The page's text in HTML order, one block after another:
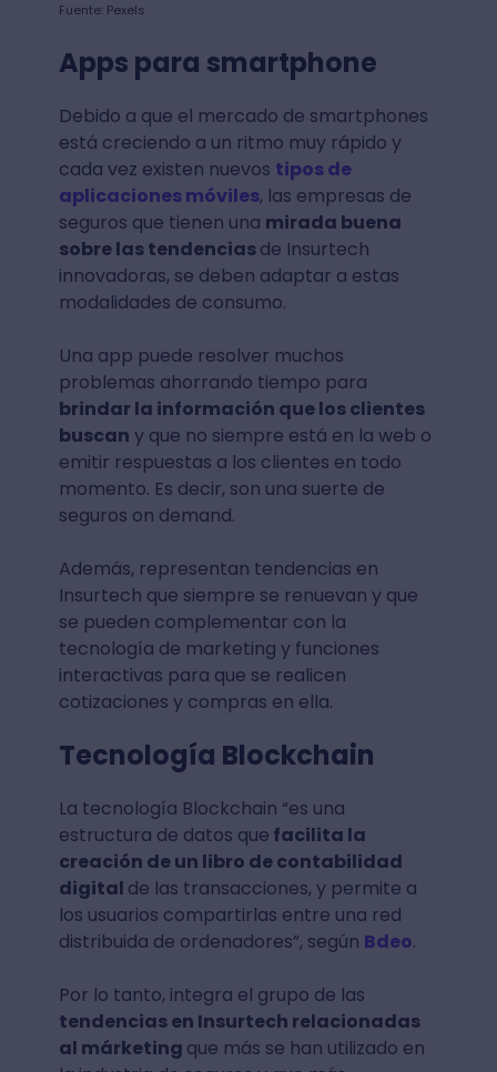
Fuente: Pexels
Apps para smartphone
Debido a que el mercado de smartphones
está creciendo a un ritmo muy rápido y
cada vez existen nuevos tipos de
aplicaciones móviles, las empresas de
seguros que tienen una mirada buena
sobre las tendenciasde Insurtech
innovadoras, se deben adaptar a estas
modalidades de consumo.
Una app puede resolver muchos
problemas ahorrando tiempo para
brindar la información que los clientes
buscan y que no siempre está en la web o
emitir respuestas a los clientes en todo
momento. Es decir, son una suerte de
seguros on demand.
Además, representan tendencias en
Insurtech que siempre se renuevan y que
se pueden complementar con la
tecnología de marketing y funciones
interactivas para que se realicen
cotizaciones y compras en ella.
Tecnología Blockchain
La tecnología Blockchain “es una
estructura de datos que facilita la
creación de un libro de contabilidad
digital de las transacciones, y permite a
los usuarios compartirlas entre una red
distribuida de ordenadores”, según Bdeo.
Por lo tanto, integra el grupo de las
tendencias en Insurtech relacionadas
al márketing que más se han utilizado en